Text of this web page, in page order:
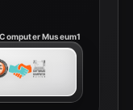
Museum1